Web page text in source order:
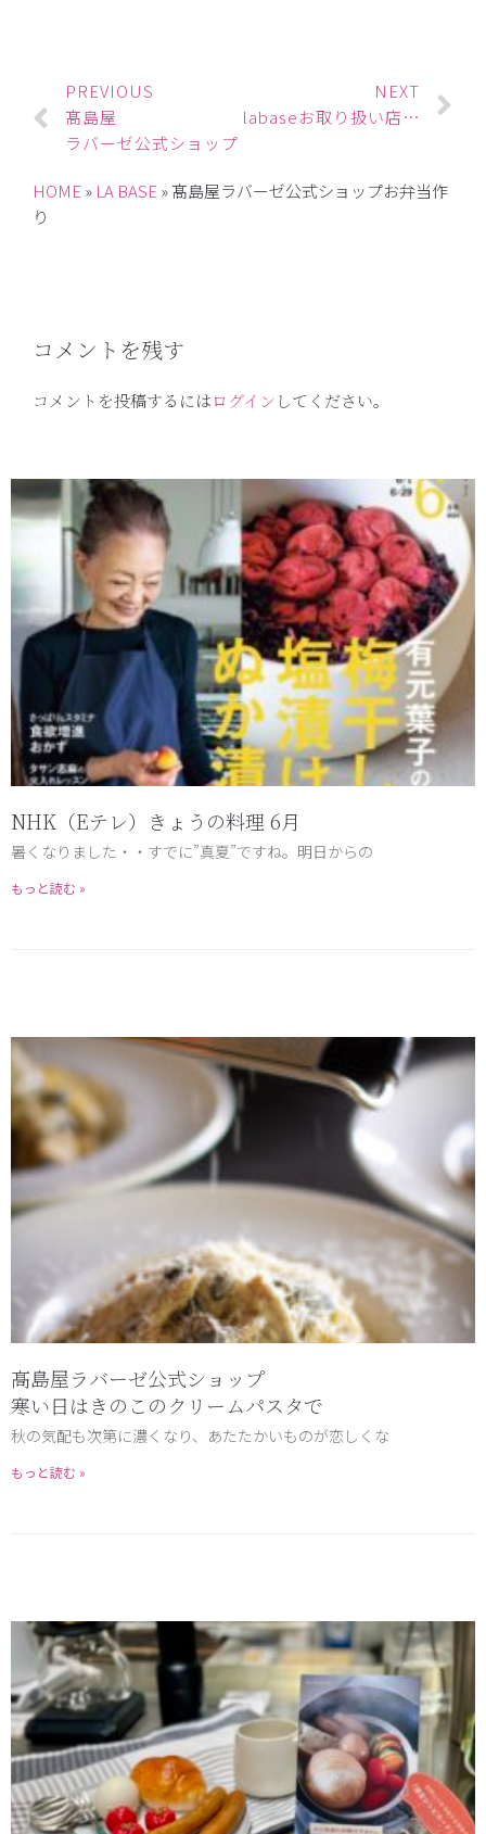
PREVIOUS
髙島屋
ラバーゼ公式ショップ
NEXT
labaseお取り扱い店舗 釡浅商店
HOME » LA BASE »髙島屋ラバーゼ公式ショップお弁当作
り
コメントを残す
コメントを投稿するにはログイン してください。
NHK（Eテレ）きょうの料理 6月
暑くなりました・・すでに”真夏”ですね。明日からの
もっと読む »
髙島屋ラバーゼ公式ショップ
寒い日はきのこのクリームパスタで
秋の気配も次第に濃くなり、あたたかいものが恋しくな
もっと読む »